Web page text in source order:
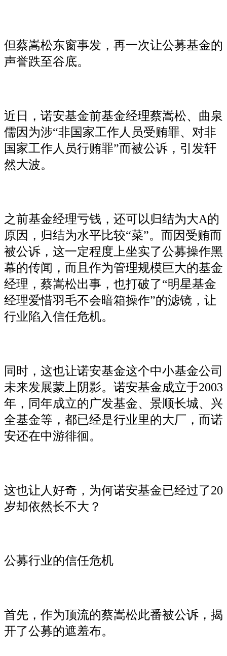
但蔡嵩松东窗事发，再一次让公募基金的
声誉跌至谷底。
近日，诺安基金前基金经理蔡嵩松、曲泉
儒因为涉“非国家工作人员受贿罪、对非
国家工作人员行贿罪”而被公诉，引发轩
然大波。
之前基金经理亏钱，还可以归结为大A的
原因，归结为水平比较“菜”。而因受贿而
被公诉，这一定程度上坐实了公募操作黑
幕的传闻，而且作为管理规模巨大的基金
经理，蔡嵩松出事，也打破了“明星基金
经理爱惜羽毛不会暗箱操作”的滤镜，让
行业陷入信任危机。
同时，这也让诺安基金这个中小基金公司
未来发展蒙上阴影。诺安基金成立于2003
年，同年成立的广发基金、景顺长城、兴
全基金等，都已经是行业里的大厂，而诺
安还在中游徘徊。
这也让人好奇，为何诺安基金已经过了20
岁却依然长不大？
公募行业的信任危机
首先，作为顶流的蔡嵩松此番被公诉，揭
开了公募的遮羞布。